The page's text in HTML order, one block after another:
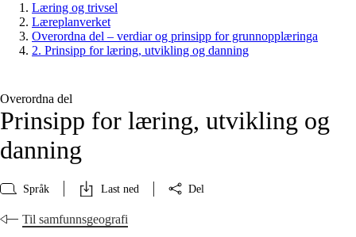
Læring og trivsel
Læreplanverket
Overordna del – verdiar og prinsipp for grunnopplæringa
2. Prinsipp for læring, utvikling og danning
Overordna del
Prinsipp for læring, utvikling og
danning
Språk Last ned Del
Til samfunnsgeografi